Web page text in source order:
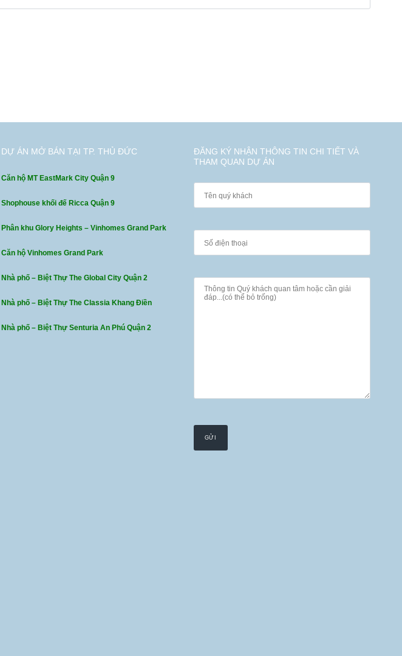
DỰ ÁN MỞ BÁN TẠI TP. THỦ ĐỨC
Căn hộ MT EastMark City Quận 9
Shophouse khối đế Ricca Quận 9
Phân khu Glory Heights – Vinhomes Grand Park
Căn hộ Vinhomes Grand Park
Nhà phố – Biệt Thự The Global City Quận 2
Nhà phố – Biệt Thự The Classia Khang Điền
Nhà phố – Biệt Thự Senturia An Phú Quận 2
ĐĂNG KÝ NHẬN THÔNG TIN CHI TIẾT VÀ
THAM QUAN DỰ ÁN